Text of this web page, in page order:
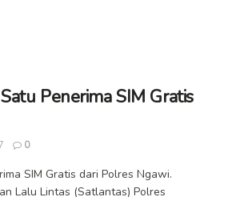
Penerima SIM Gratis
0
SIM Gratis dari Polres Ngawi.
Lalu Lintas (Satlantas) Polres